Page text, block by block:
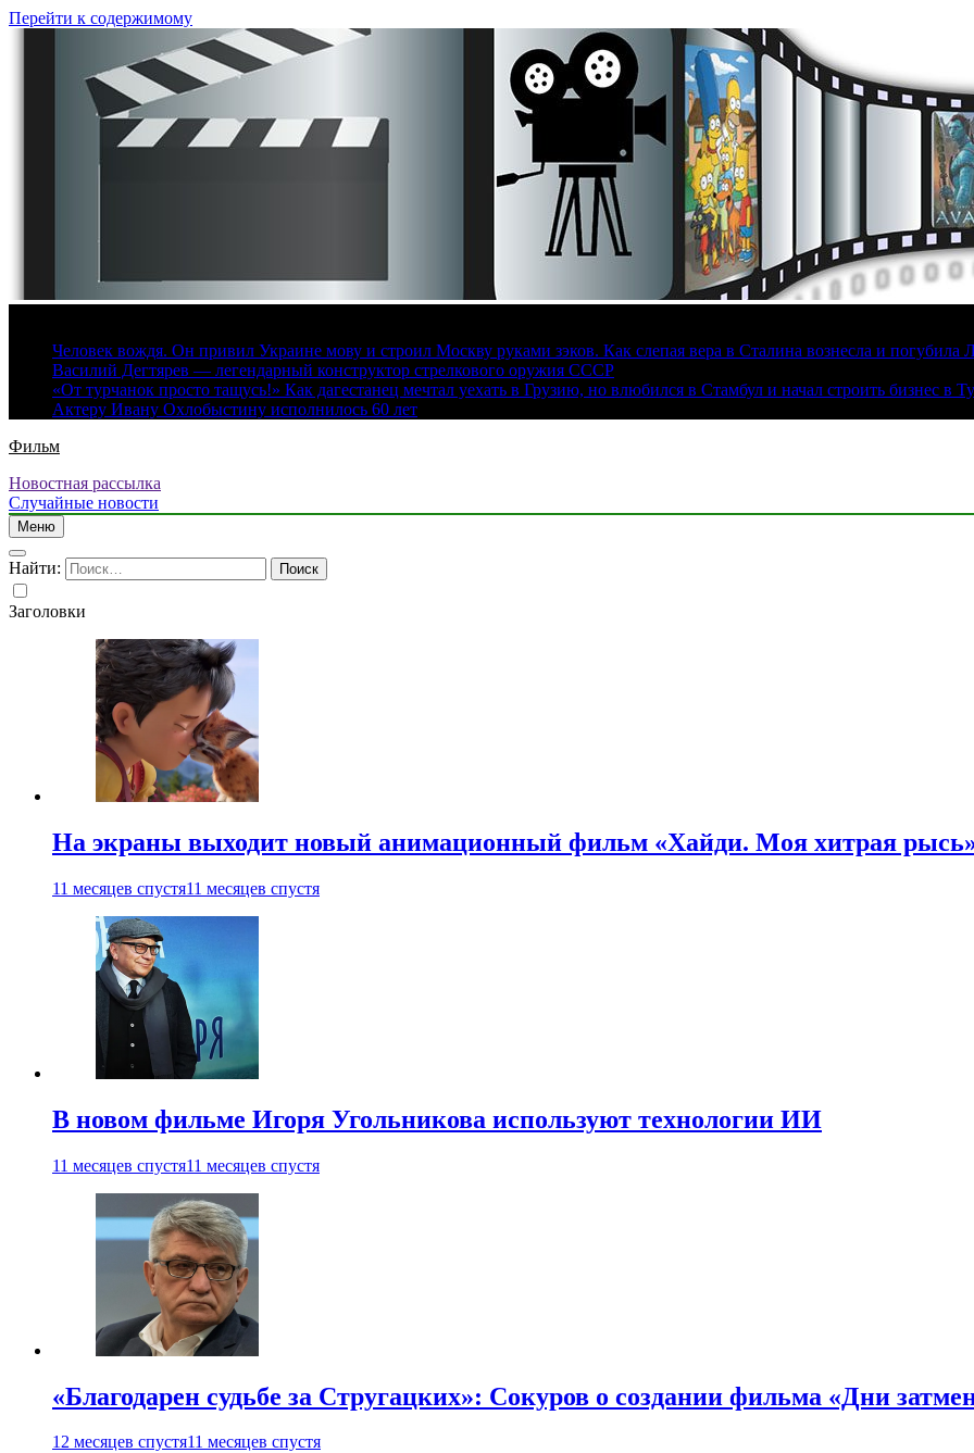
Перейти к содержимому
Человек вождя. Он привил Украине мову и строил Москву руками зэков. Как слепая вера в Сталина вознесла и погубила
Василий Дегтярев — легендарный конструктор стрелкового оружия СССР
«От турчанок просто тащусь!» Как дагестанец мечтал уехать в Грузию, но влюбился в Стамбул и начал строить бизнес в
Актеру Ивану Охлобыстину исполнилось 60 лет
Фильм
Новостная рассылка
Случайные новости
Меню
Найти:
Заголовки
На экраны выходит новый анимационный фильм «Хайди. Моя хитрая
11 месяцев спустя11 месяцев спустя
В новом фильме Игоря Угольникова используют технологии ИИ
11 месяцев спустя11 месяцев спустя
«Благодарен судьбе за Стругацких»: Сокуров о создании фильма «Дни
12 месяцев спустя11 месяцев спустя